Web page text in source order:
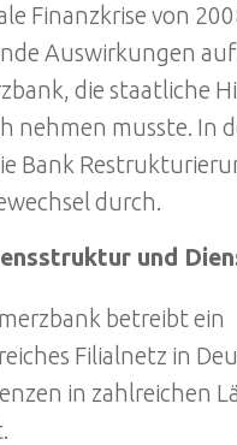
Finanzkrise von
Auswirkungen
die staatliche
nehmen musste. In
Bank
durch.
und
betreibt ein
Filialnetz in
in zahlreichen